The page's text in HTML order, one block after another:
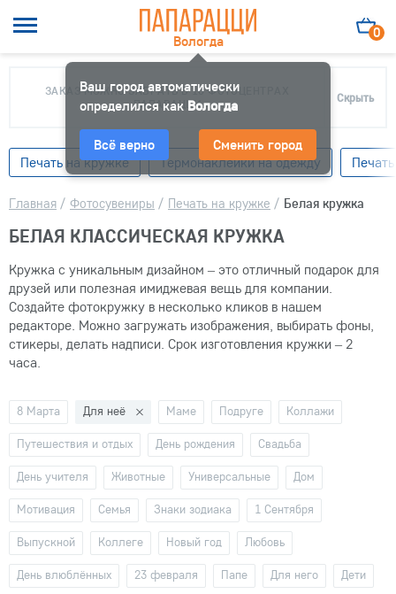
Вологда
Ваш город автоматически
определился как Вологда
Всё верно Сменить город
0
ЗАКАЗ МОЖНО ЗАБРАТЬ В 10 ФОТОЦЕНТРАХ
ПАПАРАЦЦИ
Скрыть
Печать на кружке Термонаклейки на одежду
Главная / Фотосувениры / Печать на кружке / Белая кружка
БЕЛАЯ КЛАССИЧЕСКАЯ КРУЖКА
Кружка с уникальным дизайном – это отличный подарок для
друзей или полезная имиджевая вещь для компании.
Создайте фотокружку в несколько кликов в нашем
редакторе. Можно загружать изображения, выбирать фоны,
стикеры, делать надписи. Срок изготовления кружки – 2
часа.
8 Марта Для неё Маме Подруге Коллажи
Путешествия и отдых День рождения Свадьба
День учителя Животные Универсальные Дом
Мотивация Семья Знаки зодиака 1 Сентября
Выпускной Коллеге Новый год Любовь
День влюблённых 23 февраля Папе Для него Дети